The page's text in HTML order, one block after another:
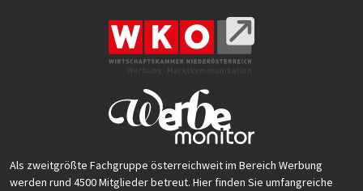
Als zweitgrößte Fachgruppe österreichweit im Bereich Werbung
werden rund 4500 Mitglieder betreut. Hier finden Sie umfangreiche